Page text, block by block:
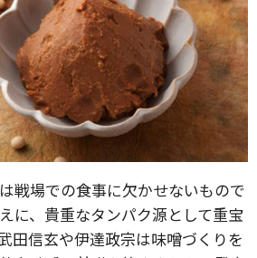
戦場での食事に欠かせないもので
に、貴重なタンパク源として重宝
田信玄や伊達政宗は味噌づくりを